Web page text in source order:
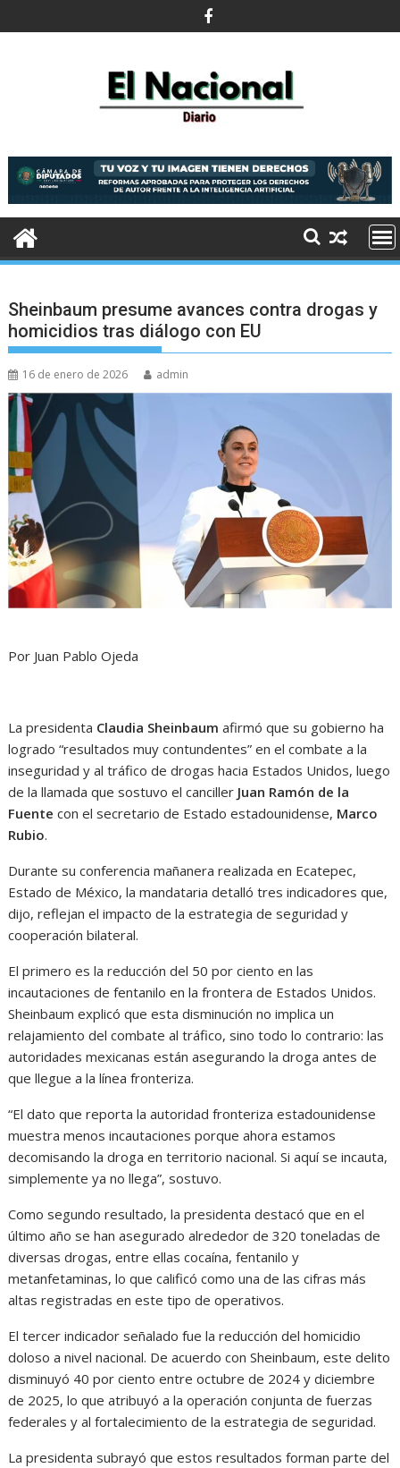
al
Sheinbaum presume avances contra drogas y
homicidios tras diálogo con EU
16 de enero de 2026 admin
Por Juan Pablo Ojeda
La presidenta Claudia Sheinbaum afirmó que su gobierno ha
logrado “resultados muy contundentes” en el combate a la
inseguridad y al tráfico de drogas hacia Estados Unidos, luego
de la llamada que sostuvo el canciller Juan Ramón de la
Fuente con el secretario de Estado estadounidense, Marco
Rubio.
Durante su conferencia mañanera realizada en Ecatepec,
Estado de México, la mandataria detalló tres indicadores que,
dijo, reflejan el impacto de la estrategia de seguridad y
cooperación bilateral.
El primero es la reducción del 50 por ciento en las
incautaciones de fentanilo en la frontera de Estados Unidos.
Sheinbaum explicó que esta disminución no implica un
relajamiento del combate al tráfico, sino todo lo contrario: las
autoridades mexicanas están asegurando la droga antes de
que llegue a la línea fronteriza.
“El dato que reporta la autoridad fronteriza estadounidense
muestra menos incautaciones porque ahora estamos
decomisando la droga en territorio nacional. Si aquí se incauta,
simplemente ya no llega”, sostuvo.
Como segundo resultado, la presidenta destacó que en el
último año se han asegurado alrededor de 320 toneladas de
diversas drogas, entre ellas cocaína, fentanilo y
metanfetaminas, lo que calificó como una de las cifras más
altas registradas en este tipo de operativos.
El tercer indicador señalado fue la reducción del homicidio
doloso a nivel nacional. De acuerdo con Sheinbaum, este delito
disminuyó 40 por ciento entre octubre de 2024 y diciembre
de 2025, lo que atribuyó a la operación conjunta de fuerzas
federales y al fortalecimiento de la estrategia de seguridad.
La presidenta subrayó que estos resultados forman parte del